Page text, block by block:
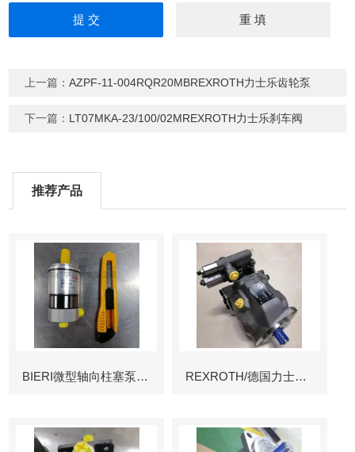
上一篇：AZPF-11-004RQR20MBREXROTH力士乐齿轮泵
下一篇： LT07MKA-23/100/02MREXROTH力士乐刹车阀
推荐产品
BIERI微型轴向柱塞泵AKP REXROTH/德国力士乐叶片泵